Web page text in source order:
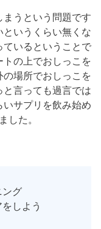
まうという問題です
いうくらい無くな
ているということで
の上でおしっこを
の場所でおしっこを
言っても過言では
サプリを飲み始め
した。
ング
しよう